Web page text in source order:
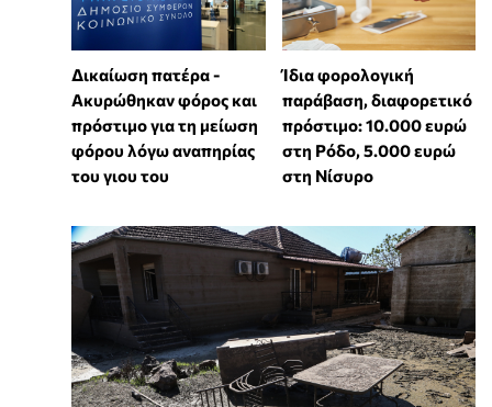
Δικαίωση πατέρα -
Ακυρώθηκαν φόρος και
πρόστιμο για τη μείωση
φόρου λόγω αναπηρίας
του γιου του
Ίδια φορολογική
παράβαση, διαφορετικό
πρόστιμο: 10.000 ευρώ
στη Ρόδο, 5.000 ευρώ
στη Νίσυρο